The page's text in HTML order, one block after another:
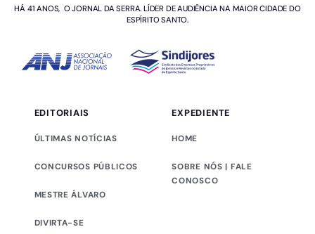
HÁ 41 ANOS, O JORNAL DA SERRA. LÍDER DE AUDIÊNCIA NA MAIOR CIDADE DO
ESPÍRITO SANTO.
EDITORIAIS
ÚLTIMAS NOTÍCIAS
CONCURSOS PÚBLICOS
MESTRE ÁLVARO
DIVIRTA-SE
EXPEDIENTE
HOME
SOBRE NÓS | FALE
CONOSCO